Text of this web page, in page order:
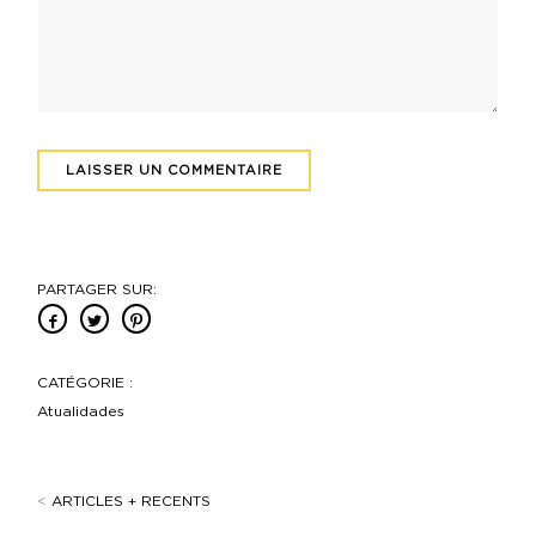
PARTAGER SUR:
CATÉGORIE :
Atualidades
< ARTICLES + RECENTS